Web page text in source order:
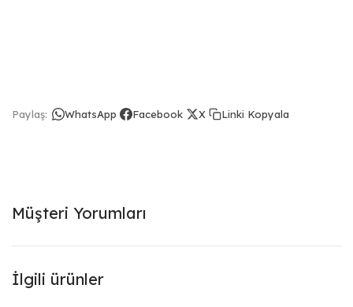
Paylaş: WhatsApp Facebook X Linki Kopyala
Müşteri Yorumları
İlgili ürünler